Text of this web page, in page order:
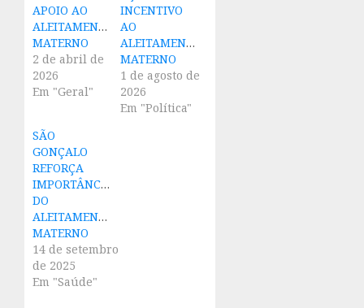
APOIO AO
ALEITAMENTO
MATERNO
2 de abril de
2026
Em "Geral"
INCENTIVO
AO
ALEITAMENTO
MATERNO
1 de agosto de
2026
Em "Política"
SÃO
GONÇALO
REFORÇA
IMPORTÂNCIA
DO
ALEITAMENTO
MATERNO
14 de setembro
de 2025
Em "Saúde"